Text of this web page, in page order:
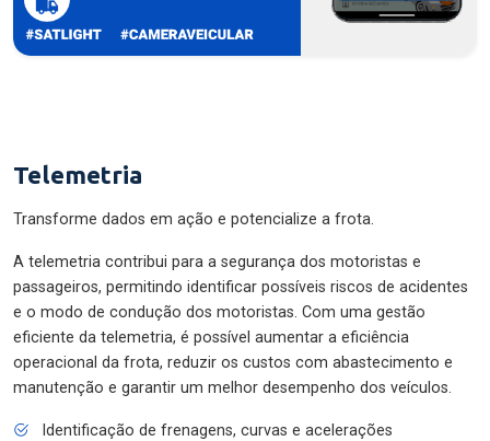
Telemetria
Transforme dados em ação e potencialize a frota.
A telemetria contribui para a segurança dos motoristas e
passageiros, permitindo identificar possíveis riscos de acidentes
e o modo de condução dos motoristas. Com uma gestão
eficiente da telemetria, é possível aumentar a eficiência
operacional da frota, reduzir os custos com abastecimento e
manutenção e garantir um melhor desempenho dos veículos.
Identificação de frenagens, curvas e acelerações